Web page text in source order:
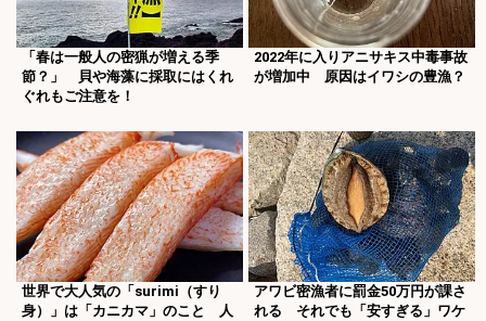
「春は一般人の密猟が増える季
節？」 貝や海藻に採取にはくれ
ぐれもご注意を！
2022年に入りアニサキス中毒事故
が増加中 原因はイワシの豊漁？
世界で大人気の「surimi（すり
身）」は「カニカマ」のこと 人
アワビ密漁者に罰金50万円が課さ
れる それでも「安すぎる」ワケ